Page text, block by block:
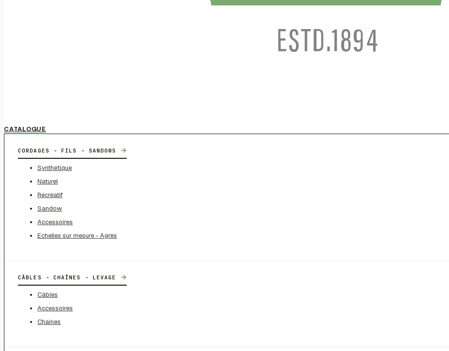
CATALOGUE
CORDAGES - FILS - SANDOWS →
Synthétique
Naturel
Récréatif
Sandow
Accessoires
Echelles sur mesure - Agrès
CÂBLES - CHAÎNES - LEVAGE →
Câbles
Accessoires
Chaines